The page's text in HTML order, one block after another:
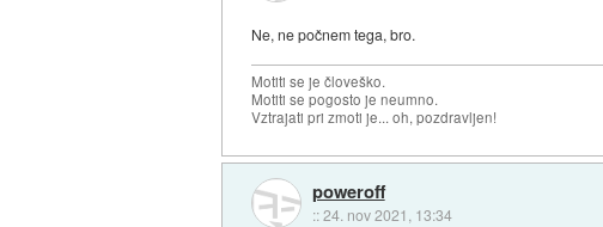
Ne, ne počnem tega, bro.
Motiti se je človeško.
Motiti se pogosto je neumno.
Vztrajati pri zmoti je... oh, pozdravljen!
poweroff
::24. nov 2021, 13:34